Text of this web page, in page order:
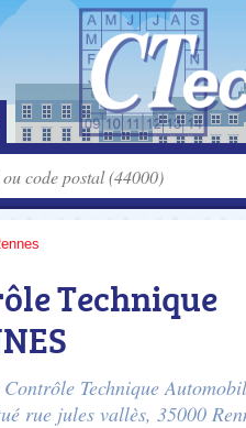
Technique
Technique
rue jules vallès, 35000